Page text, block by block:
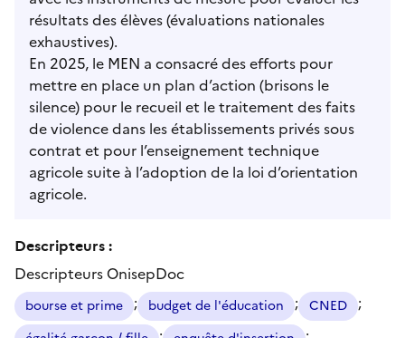
résultats des élèves (évaluations nationales
exhaustives).
En 2025, le MEN a consacré des efforts pour
mettre en place un plan d’action (brisons le
silence) pour le recueil et le traitement des faits
de violence dans les établissements privés sous
contrat et pour l’enseignement technique
agricole suite à l’adoption de la loi d’orientation
agricole.
Descripteurs :
Descripteurs OnisepDoc
bourse et prime ; budget de l'éducation ; CNED ;